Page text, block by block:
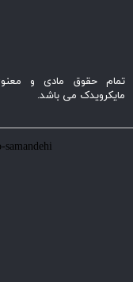
تمام حقوق مادی و
مایکرویدک می باشد.